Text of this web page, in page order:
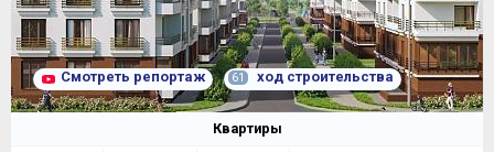
Смотреть репортаж 61 ход строительства
Квартиры